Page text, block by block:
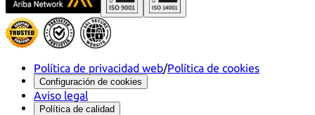
Política de privacidad web/Política de cookies
Configuración de cookies
Aviso legal
Política de calidad